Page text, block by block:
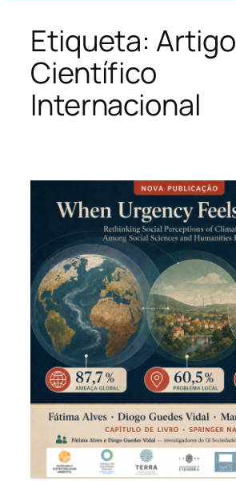
Etiqueta: Artigo
Científico
Internacional